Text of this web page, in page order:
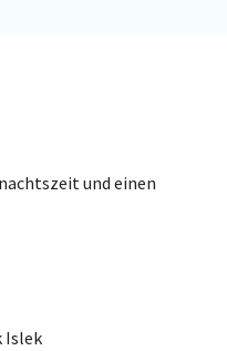
und einen
Islek